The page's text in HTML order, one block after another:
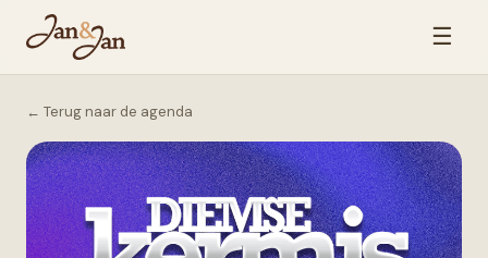
☰
← Terug naar de agenda